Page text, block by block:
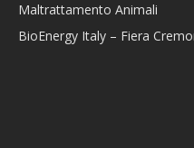
Maltrattamento Animali
BioEnergy Italy – Fiera